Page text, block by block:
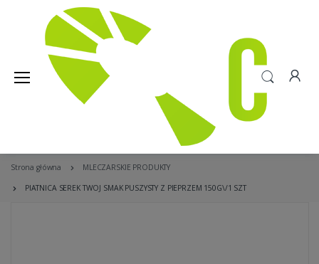
Strona główna MLECZARSKIE PRODUKTY
PIATNICA SEREK TWOJ SMAK PUSZYSTY Z PIEPRZEM 150G\/1 SZT